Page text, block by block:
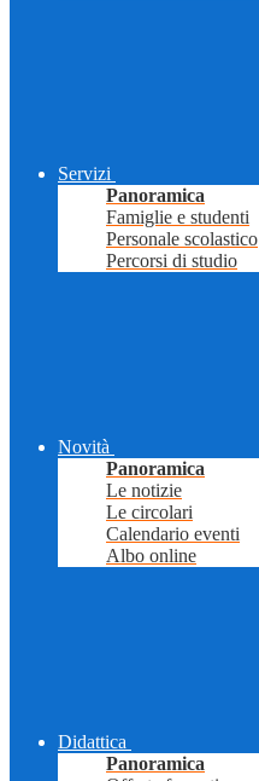
Servizi
Panoramica
Famiglie e studenti
Personale scolastico
Percorsi di studio
Novità
Panoramica
Le notizie
Le circolari
Calendario eventi
Albo online
Didattica
Panoramica